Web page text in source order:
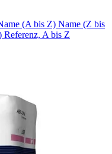
(A bis Z) Name (Z bis
Referenz, A bis Z